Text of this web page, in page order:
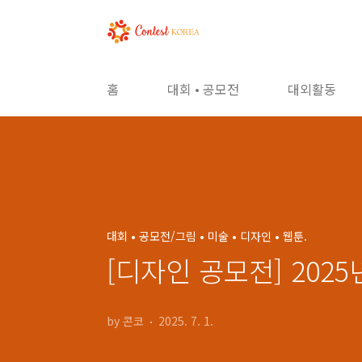
홈 대회 • 공모전 대외활동
대회 • 공모전/그림 • 미술 • 디자인 • 웹툰.
[디자인 공모전] 2025
by 콘코 2025. 7. 1.